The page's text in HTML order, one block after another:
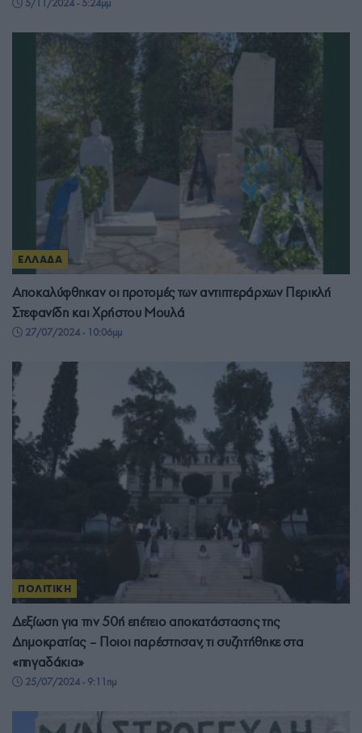
5/11/2024 - 5:24μμ
ΕΛΛΑΔΑ
Αποκαλύφθηκαν οι προτομές των αντιπτεράρχων Περικλή
Στεφανίδη και Χρήστου Μουλά
27/07/2024 - 10:06μμ
ΠΟΛΙΤΙΚΗ
Δεξίωση για την 50ή επέτειο αποκατάστασης της
Δημοκρατίας – Ποιοι παρέστησαν, τι συζητήθηκε στα
«πηγαδάκια»
25/07/2024 - 9:11πμ